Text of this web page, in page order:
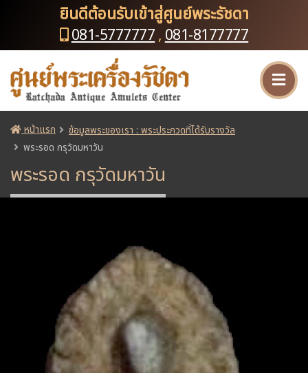
ยินดีต้อนรับเข้าสู่ศูนย์พระรัชดา
081-5777777, 081-8177777
หน้าแรก
ข้อมูลพระของเรา : พระประกวดที่ได้รับรางวัล
พระรอด กรุวัดมหาวัน
พระรอด กรุวัดมหาวัน